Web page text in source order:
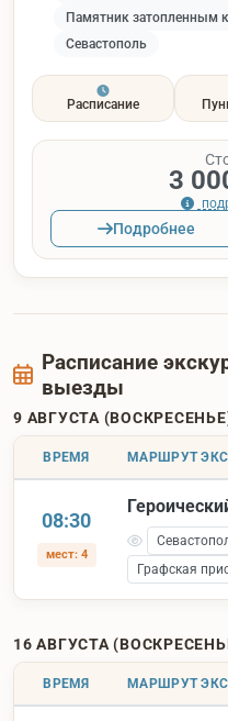
Памятник затопленным
Севастополь
Расписание
3
Подробнее
Расписание
выезды
9 АВГУСТА
ВРЕМЯ МАРШРУТ
08:30
мест: 4
Графская
16 АВГУСТА
ВРЕМЯ МАРШРУТ